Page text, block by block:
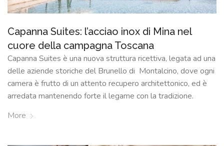
Capanna Suites: l’acciao inox di Mina nel
cuore della campagna Toscana
Capanna Suites è una nuova struttura ricettiva, legata ad una
delle aziende storiche del Brunello di Montalcino, dove ogni
camera è frutto di un attento recupero architettonico, ed è
arredata mantenendo forte il legame con la tradizione.
More
IDEABOOK
CATALOGHI
AZIENDA
#minaINOX
MISURA